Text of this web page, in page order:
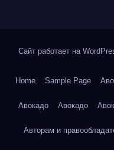
Сайт работает на
Home Sample Page
Авокадо Авокадо
Авторам и